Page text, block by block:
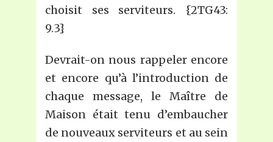
choisit ses serviteurs. {2TG43:
9.3}
Devrait-on nous rappeler encore
et encore qu’à l’introduction de
chaque message, le Maître de
Maison était tenu d’embaucher
de nouveaux serviteurs et au sein